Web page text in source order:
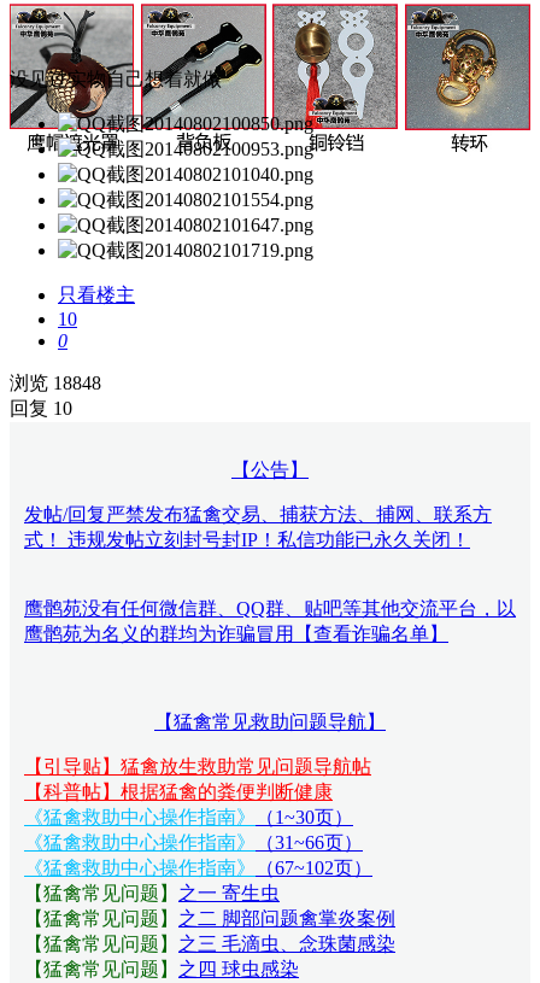
没见过实物自己想着就做
只看楼主
10
0
浏览 18848
回复 10
【公告】
发帖/回复严禁发布猛禽交易、捕获方法、捕网、联系方
式！ 违规发帖立刻封号封IP！私信功能已永久关闭！
鹰鹘苑没有任何微信群、QQ群、贴吧等其他交流平台，以
鹰鹘苑为名义的群均为诈骗冒用【查看诈骗名单】
【猛禽常见救助问题导航】
【引导贴】猛禽放生救助常见问题导航帖
【科普帖】根据猛禽的粪便判断健康
《猛禽救助中心操作指南》
（1~30页）
《猛禽救助中心操作指南》
（31~66页）
《猛禽救助中心操作指南》
（67~102页）
【猛禽常见问题 】 之一 寄生虫
【猛禽常见问题 】 之二 脚部问题禽掌炎案例
【猛禽常见问题 】 之三 毛滴虫、念珠菌感染
【猛禽常见问题 】 之四 球虫感染